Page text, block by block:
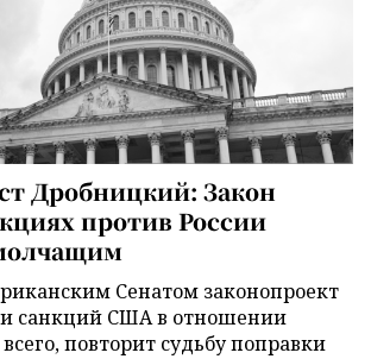
Дробницкий: Закон
против России
Сенатом законопроект
санкций США в отношении
повторит судьбу поправки